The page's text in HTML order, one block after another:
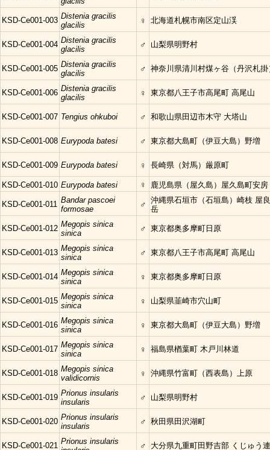
KSD-Ce001-003 Distenia gracilis
glacilis
♀ 北海道札幌市南区定山渓
KSD-Ce001-004 Distenia gracilis
glacilis
♂ 山梨県明野村
KSD-Ce001-005 Distenia gracilis
glacilis
♂ 神奈川県清川村煤ヶ谷（丹沢札掛
KSD-Ce001-006 Distenia gracilis
glacilis
♀ 東京都八王子市高尾町 高尾山
KSD-Ce001-007 Tengius ohkuboi ♂ 和歌山県田辺市木守 大塔山
KSD-Ce001-008 Eurypoda batesi ♂ 東京都大島町（伊豆大島）野増
KSD-Ce001-009 Eurypoda batesi ♀ 長崎県（対馬）厳原町
KSD-Ce001-010 Eurypoda batesi ♀ 鹿児島県（屋久島）屋久島町安房
KSD-Ce001-011 Bandar pascoei
formosae
♂ 沖縄県石垣市（石垣島）崎枝 屋
岳
KSD-Ce001-012 Megopis sinica
sinica
♂ 東京都奥多摩町日原
KSD-Ce001-013 Megopis sinica
sinica
♂ 東京都八王子市高尾町 高尾山
KSD-Ce001-014 Megopis sinica
sinica
♀ 東京都奥多摩町日原
KSD-Ce001-015 Megopis sinica
sinica
♀ 山梨県韮崎市穴山町
KSD-Ce001-016 Megopis sinica
sinica
♀ 東京都大島町（伊豆大島）野増
KSD-Ce001-017 Megopis sinica
sinica
♀ 福島県楢葉町 木戸川林道
KSD-Ce001-018 Megopis sinica
validicornis
♀ 沖縄県竹富町（西表島）上原
KSD-Ce001-019 Prionus insularis
insularis
♂ 山梨県明野村
KSD-Ce001-020 Prionus insularis
insularis
♂ 秋田県田沢湖町
KSD-Ce001-021 Prionus insularis
♂ 大分県九重町田野吉部 くじゅう